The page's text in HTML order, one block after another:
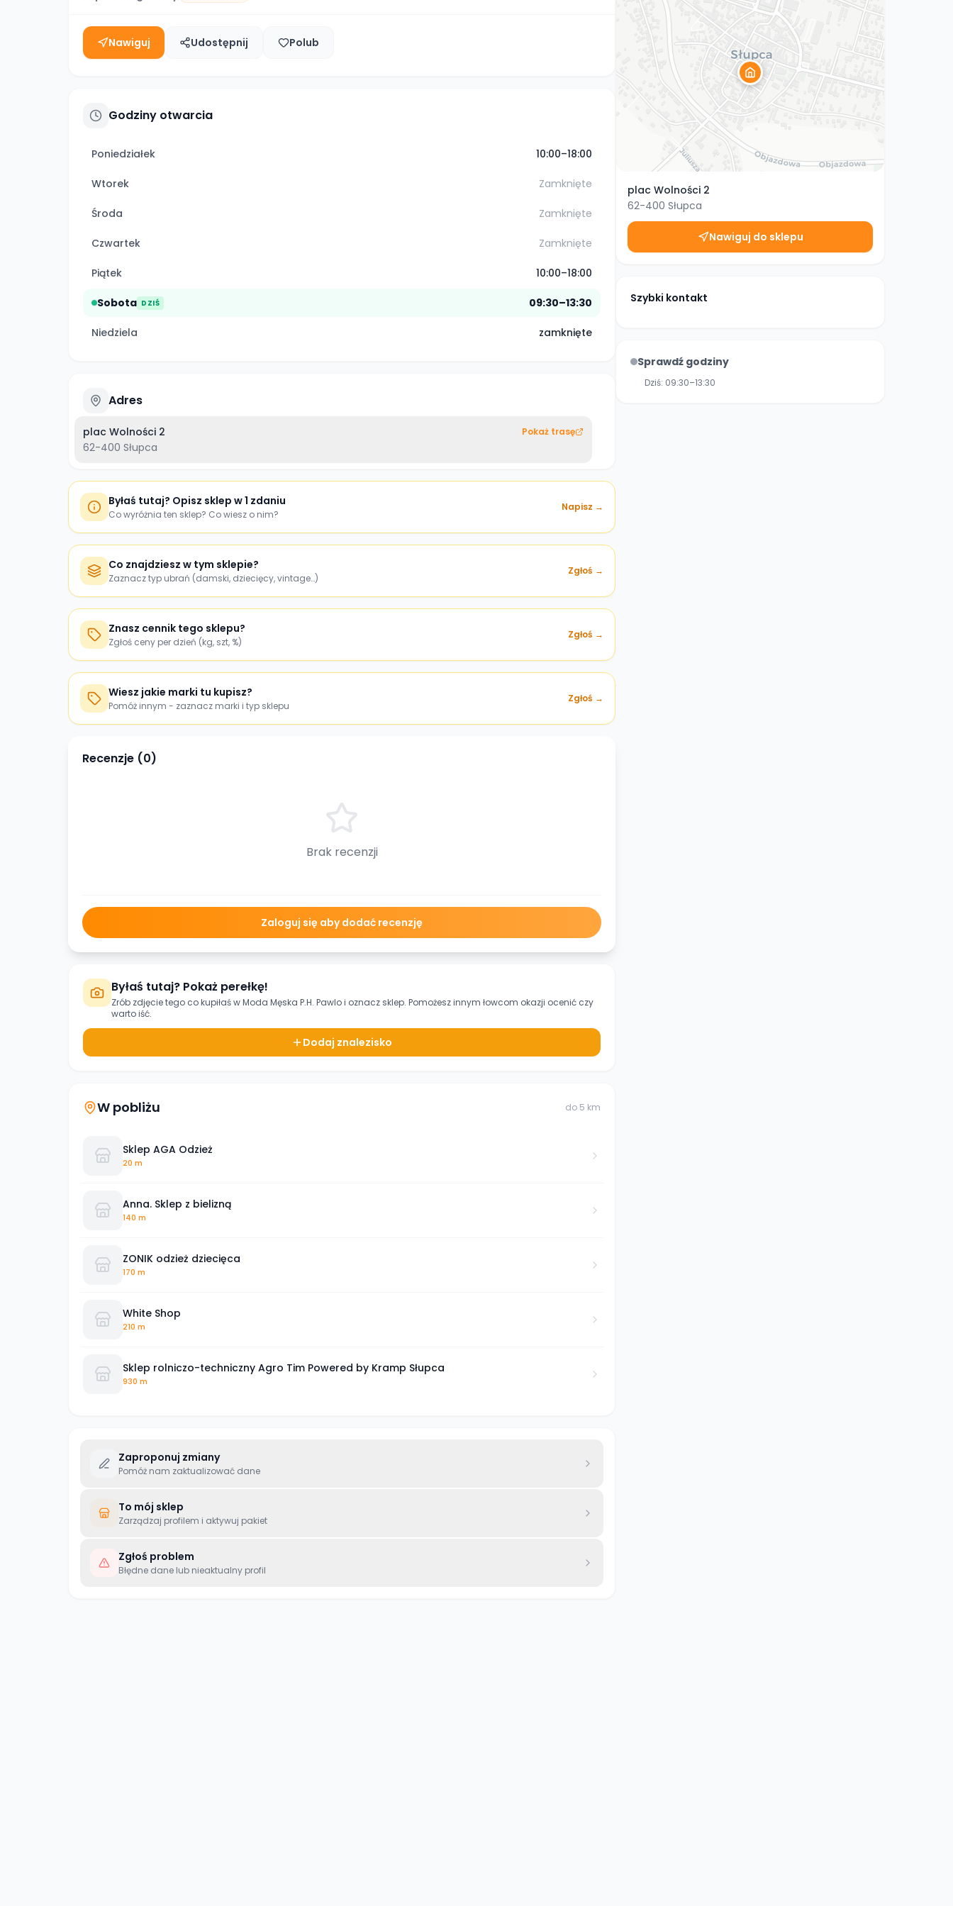
Nawiguj Udostępnij Polub
Godziny otwarcia
Poniedziałek 10:00–18:00
Wtorek Zamknięte
Środa Zamknięte
Czwartek Zamknięte
Piątek 10:00–18:00
Sobota DZIŚ 09:30–13:30
Niedziela zamknięte
Adres
plac Wolności 2
62-400 Słupca
Pokaż trasę
Byłaś tutaj? Opisz sklep w 1 zdaniu
Co wyróżnia ten sklep? Co wiesz o nim?
Napisz →
Co znajdziesz w tym sklepie?
Zaznacz typ ubrań (damski, dziecięcy, vintage…)
Zgłoś →
Znasz cennik tego sklepu?
Zgłoś ceny per dzień (kg, szt, %)
Zgłoś →
Wiesz jakie marki tu kupisz?
Pomóż innym - zaznacz marki i typ sklepu
Zgłoś →
Recenzje (0)
Brak recenzji
Zaloguj się aby dodać recenzję
Byłaś tutaj? Pokaż perełkę!
Zrób zdjęcie tego co kupiłaś wModa Męska P.H. Pawloi oznacz sklep. Pomożesz innym łowcom okazji ocenić czy
warto iść.
Dodaj znalezisko
W pobliżu do 5 km
Sklep AGA Odzież
20 m
Anna. Sklep z bielizną
140 m
ZONIK odzież dziecięca
170 m
White Shop
210 m
Sklep rolniczo-techniczny Agro Tim Powered by Kramp Słupca
930 m
Zaproponuj zmiany
Pomóż nam zaktualizować dane
To mój sklep
Zarządzaj profilem i aktywuj pakiet
Zgłoś problem
Błędne dane lub nieaktualny profil
plac Wolności 2
62-400 Słupca
Nawiguj do sklepu
Szybki kontakt
Sprawdź godziny
Dziś: 09:30–13:30